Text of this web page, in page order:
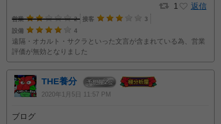
1 返信
営業 2 接客
3
設備
4
遠隔・オカルト・サクラといった文言が含まれている為、営業
評価が無効となりました
THE養分 予想屋2位
2020年1月5日 11:57 PM
ブログ